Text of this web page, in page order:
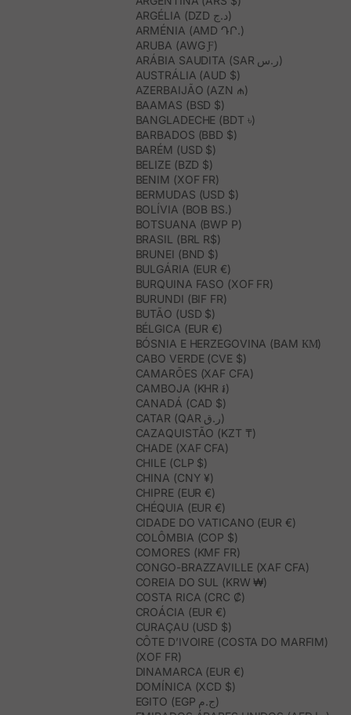
ARGÉLIA (DZD د.ج)
ARMÉNIA (AMD ԴՐ.)
ARUBA (AWG Ƒ)
ARÁBIA SAUDITA (SAR ر.س)
AUSTRÁLIA (AUD $)
AZERBAIJÃO (AZN ₼)
BAAMAS (BSD $)
BANGLADECHE (BDT ৳)
BARBADOS (BBD $)
BARÉM (USD $)
BELIZE (BZD $)
BENIM (XOF FR)
BERMUDAS (USD $)
BOLÍVIA (BOB BS.)
BOTSUANA (BWP P)
BRASIL (BRL R$)
BRUNEI (BND $)
BULGÁRIA (EUR €)
BURQUINA FASO (XOF FR)
BURUNDI (BIF FR)
BUTÃO (USD $)
BÉLGICA (EUR €)
BÓSNIA E HERZEGOVINA (BAM КМ)
CABO VERDE (CVE $)
CAMARÕES (XAF CFA)
CAMBOJA (KHR ៛)
CANADÁ (CAD $)
CATAR (QAR ر.ق)
CAZAQUISTÃO (KZT ₸)
CHADE (XAF CFA)
CHILE (CLP $)
CHINA (CNY ¥)
CHIPRE (EUR €)
CHÉQUIA (EUR €)
CIDADE DO VATICANO (EUR €)
COLÔMBIA (COP $)
COMORES (KMF FR)
CONGO-BRAZZAVILLE (XAF CFA)
COREIA DO SUL (KRW ₩)
COSTA RICA (CRC ₡)
CROÁCIA (EUR €)
CURAÇAU (USD $)
CÔTE D’IVOIRE (COSTA DO MARFIM)
(XOF FR)
DINAMARCA (EUR €)
DOMÍNICA (XCD $)
EGITO (EGP ج.م)